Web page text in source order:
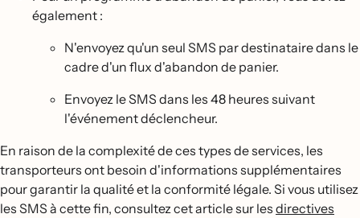
également :
N'envoyez qu'un seul SMS par destinataire dans le
cadre d'un flux d'abandon de panier.
Envoyez le SMS dans les 48 heures suivant
l'événement déclencheur.
En raison de la complexité de ces types de services, les
transporteurs ont besoin d'informations supplémentaires
pour garantir la qualité et la conformité légale. Si vous utilisez
les SMS à cette fin, consultez cet article sur les directives